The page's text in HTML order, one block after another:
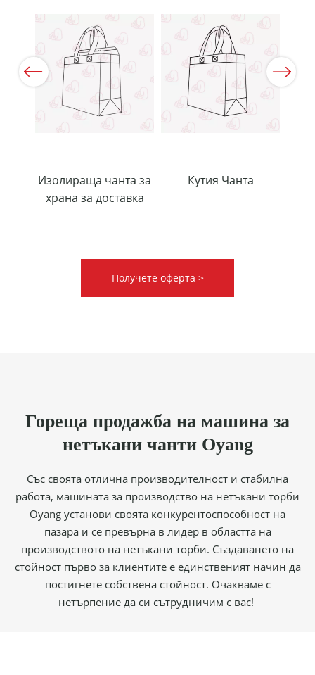
Previous
Изолираща чанта за
храна за доставка
Кутия Чанта
Next
Получете оферта >
Гореща продажба на машина за
нетъкани чанти Oyang
Със своята отлична производителност и стабилна
работа, машината за производство на нетъкани торби
Oyang установи своята конкурентоспособност на
пазара и се превърна в лидер в областта на
производството на нетъкани торби. Създаването на
стойност първо за клиентите е единственият начин да
постигнете собствена стойност. Очакваме с
нетърпение да си сътрудничим с вас!